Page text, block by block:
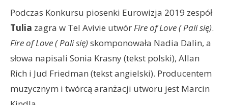
Podczas Konkursu piosenki Eurowizja 2019 zespół
Tulia zagra w Tel Avivie utwórFire of Love ( Pali się).
Fire of Love ( Pali się)skomponowała Nadia Dalin, a
słowa napisali Sonia Krasny (tekst polski), Allan
Rich i Jud Friedman (tekst angielski). Producentem
muzycznym i twórcą aranżacji utworu jest Marcin